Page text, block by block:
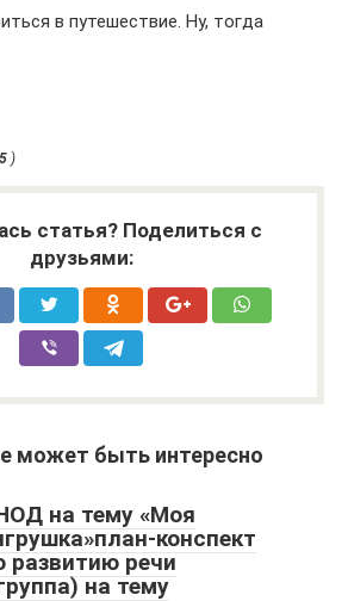
в путешествие. Ну, тогда
5 )
статья? Поделиться с
друзьями:
может быть интересно
на тему «Моя
конспект
развитию речи
на тему